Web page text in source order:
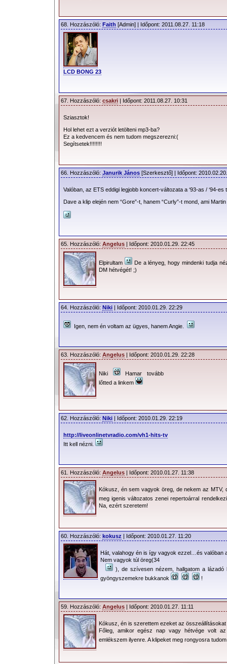
68. Hozzászóló: Faith [Admin] | Időpont: 2011.08.27. 11:18
LCD BONG 23
67. Hozzászóló: csakri | Időpont: 2011.08.27. 10:31
Sziasztok!
Hol lehet ezt a verziót letölteni mp3-ba?
Ez a kedvencem és nem tudom megszerezni:(
Segítsetek!!!!!!!!
66. Hozzászóló: Janurik János [Szerkesztő] | Időpont:
Valóban, az ETS eddigi legjobb koncert-változata a ‘93-as / ‘94-es
Dave a klip elején nem “Gore”-t, hanem “Curly”-t mond, ami
65. Hozzászóló: Angelus | Időpont: 2010.01.29. 22:45
Elpirultam
De a lényeg, hogy mindenki tudja
DM hétvégét! ;)
64. Hozzászóló: Niki | Időpont: 2010.01.29. 22:29
Igen, nem én voltam az ügyes, hanem Angie.
63. Hozzászóló: Angelus | Időpont: 2010.01.29. 22:28
Niki
Hamar tovább
lőtted a linkem
62. Hozzászóló: Niki | Időpont: 2010.01.29. 22:19
http://liveonlinetvradio.com/vh1-hits-tv
Itt kell nézni.
61. Hozzászóló: Angelus | Időpont: 2010.01.27. 11:38
Kókusz, én sem vagyok öreg, de nekem az
meg igenis változatos zenei repertoárral
Na, ezért szeretem!
60. Hozzászóló: kokusz | Időpont: 2010.01.27. 11:20
Hát, valahogy én is így vagyok ezzel…és valóban
Nem vagyok túl öreg(34
), de szívesen nézem, hallgatom a
gyöngyszemekre bukkanok
!
59. Hozzászóló: Angelus | Időpont: 2010.01.27. 11:11
Kókusz, én is szerettem ezeket az
Főleg, amikor egész nap vagy hétvége volt
emlékszem ilyenre. A klipeket meg rongyosra